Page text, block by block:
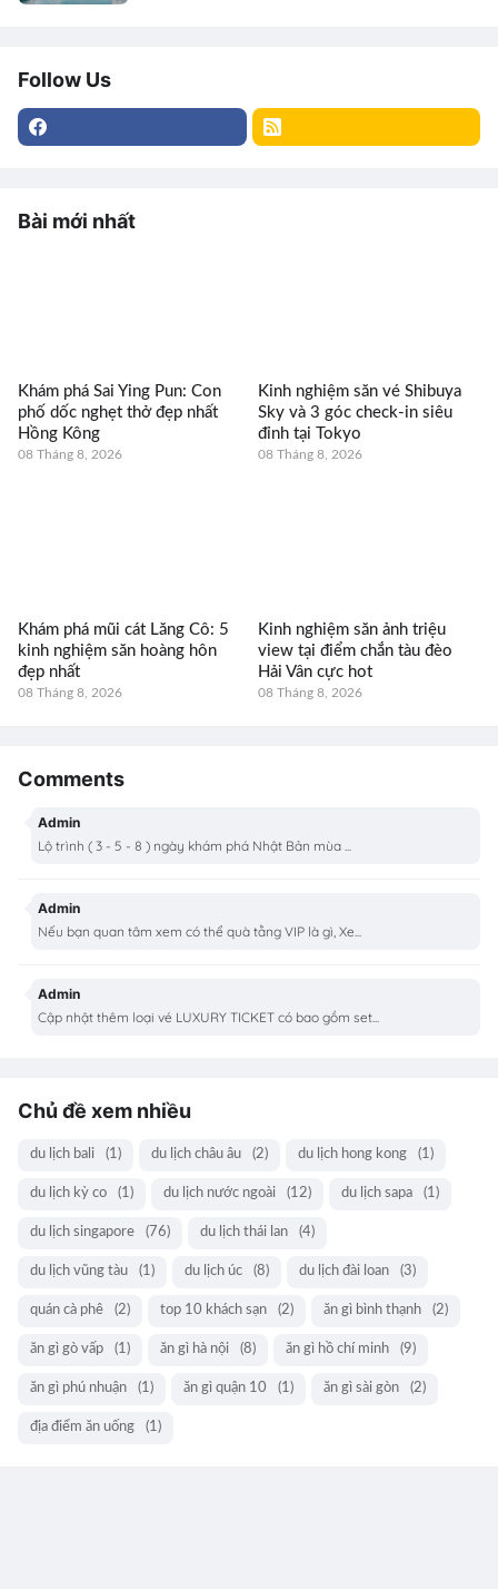
Follow Us
Bài mới nhất
Khám phá Sai Ying Pun: Con
phố dốc nghẹt thở đẹp nhất
Hồng Kông
08 Tháng 8, 2026
Kinh nghiệm săn vé Shibuya
Sky và 3 góc check-in siêu
đỉnh tại Tokyo
08 Tháng 8, 2026
Khám phá mũi cát Lăng Cô: 5
kinh nghiệm săn hoàng hôn
đẹp nhất
08 Tháng 8, 2026
Kinh nghiệm săn ảnh triệu
view tại điểm chắn tàu đèo
Hải Vân cực hot
08 Tháng 8, 2026
Comments
Admin
Lộ trình ( 3 - 5 - 8 ) ngày khám phá Nhật Bản mùa ...
Admin
Nếu bạn quan tâm xem có thể quà tằng VIP là gì, Xe...
Admin
Cập nhật thêm loại vé LUXURY TICKET có bao gồm set...
Chủ đề xem nhiều
du lịch bali (1) du lịch châu âu (2) du lịch hong kong (1)
du lịch kỳ co (1) du lịch nước ngoài (12) du lịch sapa (1)
du lịch singapore (76) du lịch thái lan (4)
du lịch vũng tàu (1) du lịch úc (8) du lịch đài loan (3)
quán cà phê (2) top 10 khách sạn (2) ăn gì bình thạnh (2)
ăn gì gò vấp (1) ăn gì hà nội (8) ăn gì hồ chí minh (9)
ăn gì phú nhuận (1) ăn gì quận 10 (1) ăn gì sài gòn (2)
địa điểm ăn uống (1)